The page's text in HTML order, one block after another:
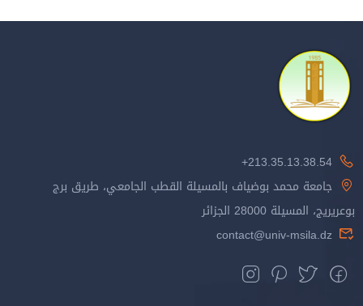
213.35.13.38.54+
جامعة محمد بوضياف بالمسيلة القطب الجامعي، طريق برج
بوعريريج، المسيلة 28000 الجزائر
contact@univ-msila.dz